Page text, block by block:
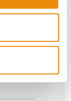
zapytaj
za